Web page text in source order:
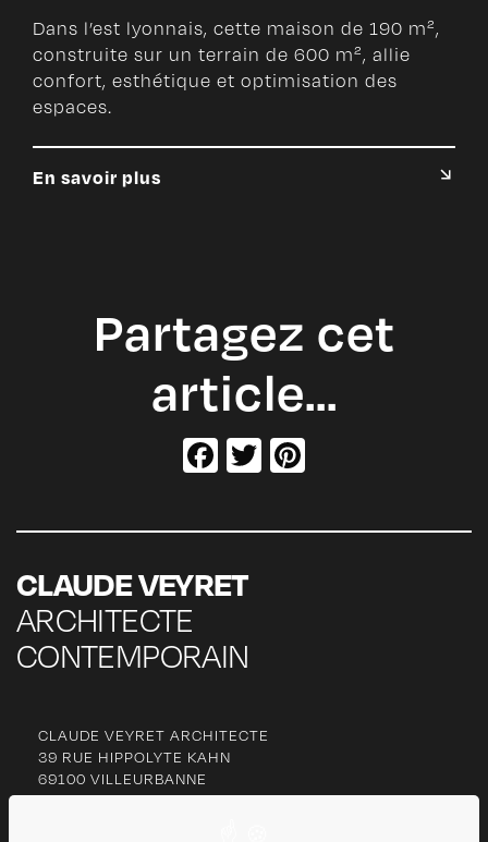
Dans l’est lyonnais, cette maison de 190 m²,
construite sur un terrain de 600 m², allie
confort, esthétique et optimisation des
espaces.
En savoir plus
Partagez cet
article…
Facebook
Twitter
CLAUDE VEYRET
ARCHITECTE
CONTEMPORAIN
CLAUDE VEYRET ARCHITECTE
39 RUE HIPPOLYTE KAHN
69100 VILLEURBANNE